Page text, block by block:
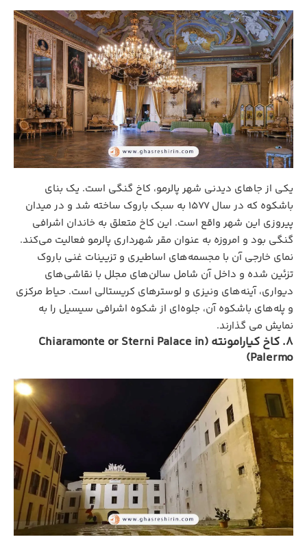
یکی از جاهای دیدنی شهر پالرمو، کاخ گنگی است. یک بنای
باشکوه که در سال ۱۵۷۷ به سبک باروک ساخته شد و در میدان
پیروزی این شهر واقع است. این کاخ متعلق به خاندان اشرافی
گنگی بود و امروزه به عنوان مقر شهرداری پالرمو فعالیت می‌کند.
نمای خارجی آن با مجسمه‌های اساطیری و تزیینات غنی باروک
تزئین شده و داخل آن شامل سالن‌های مجلل با نقاشی‌های
دیواری، آینه‌های ونیزی و لوسترهای کریستالی است. حیاط مرکزی
و پله‌های باشکوه آن، جلوه‌ای از شکوه اشرافی سیسیل را به
نمایش می گذارند.
8. کاخ کیارامونته (Chiaramonte or Sterni Palace in
Palermo)